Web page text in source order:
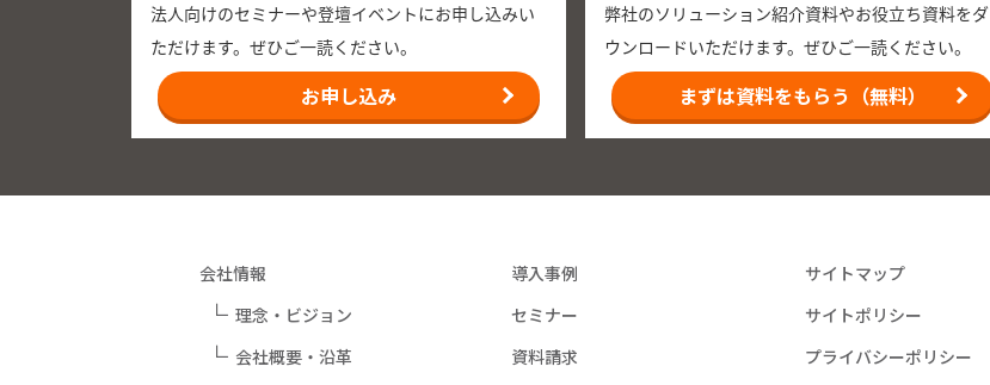
法人向けのセミナーや登壇イベントにお申し込みい
ただけます。ぜひご一読ください。
お申し込み
弊社のソリューション紹介資料やお役立ち資料をダ
ウンロードいただけます。ぜひご一読ください。
まずは資料をもらう（無料）
会社情報
理念・ビジョン
会社概要・沿革
導入事例
セミナー
資料請求
サイトマップ
サイトポリシー
プライバシーポリシー